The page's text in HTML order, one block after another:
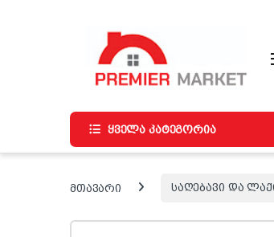
ყველა კატეგორია
მთავარი საღებავი და